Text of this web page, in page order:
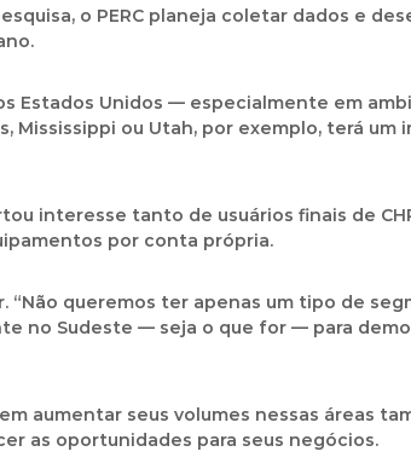
o PERC planeja coletar dados e
Estados Unidos — especialmente em
Mississippi ou Utah, por exemplo, terá
interesse tanto de usuários finais de
por conta própria.
“Não queremos ter apenas um tipo de
no Sudeste — seja o que for — para
aumentar seus volumes nessas áreas
as oportunidades para seus negócios.